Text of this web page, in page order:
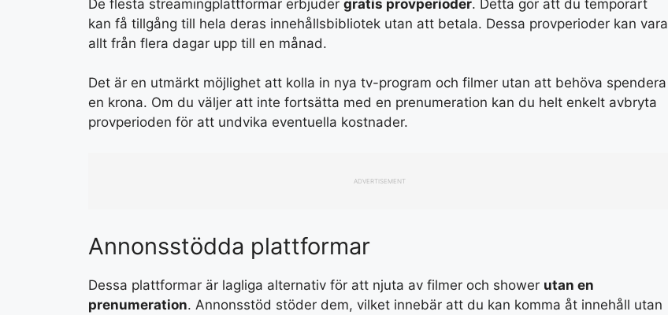
De flesta streamingplattformar erbjuder gratis provperioder. Detta gör att du temporärt
kan få tillgång till hela deras innehållsbibliotek utan att betala. Dessa provperioder kan vara
allt från flera dagar upp till en månad.
Det är en utmärkt möjlighet att kolla in nya tv-program och filmer utan att behöva spendera
en krona. Om du väljer att inte fortsätta med en prenumeration kan du helt enkelt avbryta
provperioden för att undvika eventuella kostnader.
ADVERTISEMENT
Annonsstödda plattformar
Dessa plattformar är lagliga alternativ för att njuta av filmer och shower utan en
prenumeration. Annonsstöd stöder dem, vilket innebär att du kan komma åt innehåll utan